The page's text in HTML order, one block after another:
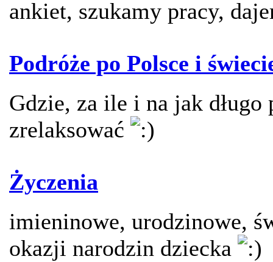
ankiet, szukamy pracy,
Podróże po Polsce i
Gdzie, za ile i na jak długo
zrelaksować
Życzenia
imieninowe, urodzinowe,
okazji narodzin dziecka